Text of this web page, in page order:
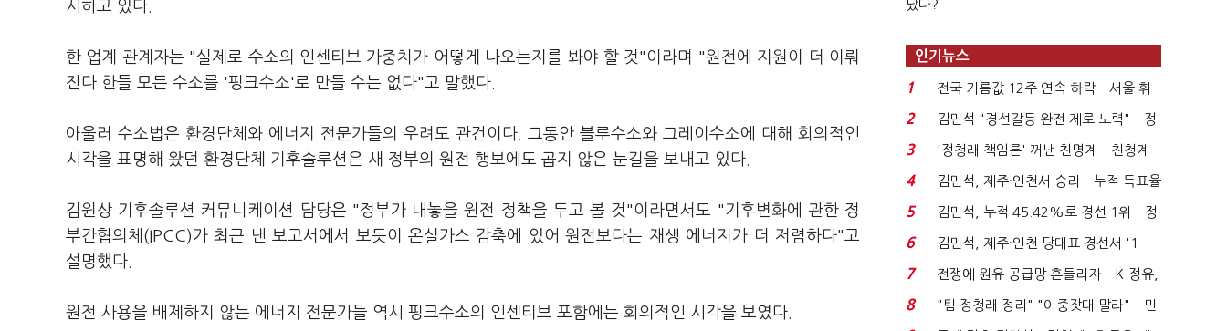
시하고 있다.
한 업계 관계자는 "실제로 수소의 인센티브 가중치가 어떻게 나오는지를 봐야 할 것"이라며 "원전에 지원이 더 이뤄
진다 한들 모든 수소를 '핑크수소'로 만들 수는 없다"고 말했다.
아울러 수소법은 환경단체와 에너지 전문가들의 우려도 관건이다. 그동안 블루수소와 그레이수소에 대해 회의적인
시각을 표명해 왔던 환경단체 기후솔루션은 새 정부의 원전 행보에도 곱지 않은 눈길을 보내고 있다.
김원상 기후솔루션 커뮤니케이션 담당은 "정부가 내놓을 원전 정책을 두고 볼 것"이라면서도 "기후변화에 관한 정
부간협의체(IPCC)가 최근 낸 보고서에서 보듯이 온실가스 감축에 있어 원전보다는 재생 에너지가 더 저렴하다"고
설명했다.
원전 사용을 배제하지 않는 에너지 전문가들 역시 핑크수소의 인센티브 포함에는 회의적인 시각을 보였다.
났다?
인기뉴스
1
전국 기름값 12주 연속 하락…서울 휘
발윳값 1909원...
2
김민석 "경선갈등 완전 제로 노력"…정
청래 "반명 공세 사...
3
'정청래 책임론' 꺼낸 친명계…친청계
는 추가투표 때리기...
4
김민석, 제주·인천서 승리…누적 득표율
'1위 탈환'(종합)...
5
김민석, 누적 45.42%로 경선 1위…정
청래와 격차 0.86%p(...
6
김민석, 제주·인천 당대표 경선서 '1
위'(1보)...
7
전쟁에 원유 공급망 흔들리자…K-정유,
에너지안보 핵심...
8
"팀 정청래 정리" "이중잣대 말라"…민
주 최고위원 계파 다...